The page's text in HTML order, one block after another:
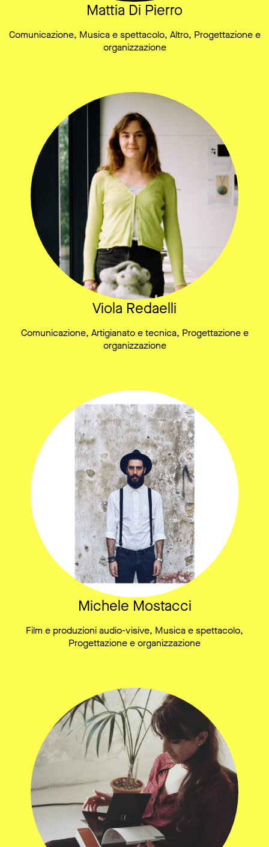
Mattia Di Pierro
Comunicazione, Musica e spettacolo, Altro, Progettazione e
organizzazione
Viola Redaelli
Comunicazione, Artigianato e tecnica, Progettazione e
organizzazione
Michele Mostacci
Film e produzioni audio-visive, Musica e spettacolo,
Progettazione e organizzazione